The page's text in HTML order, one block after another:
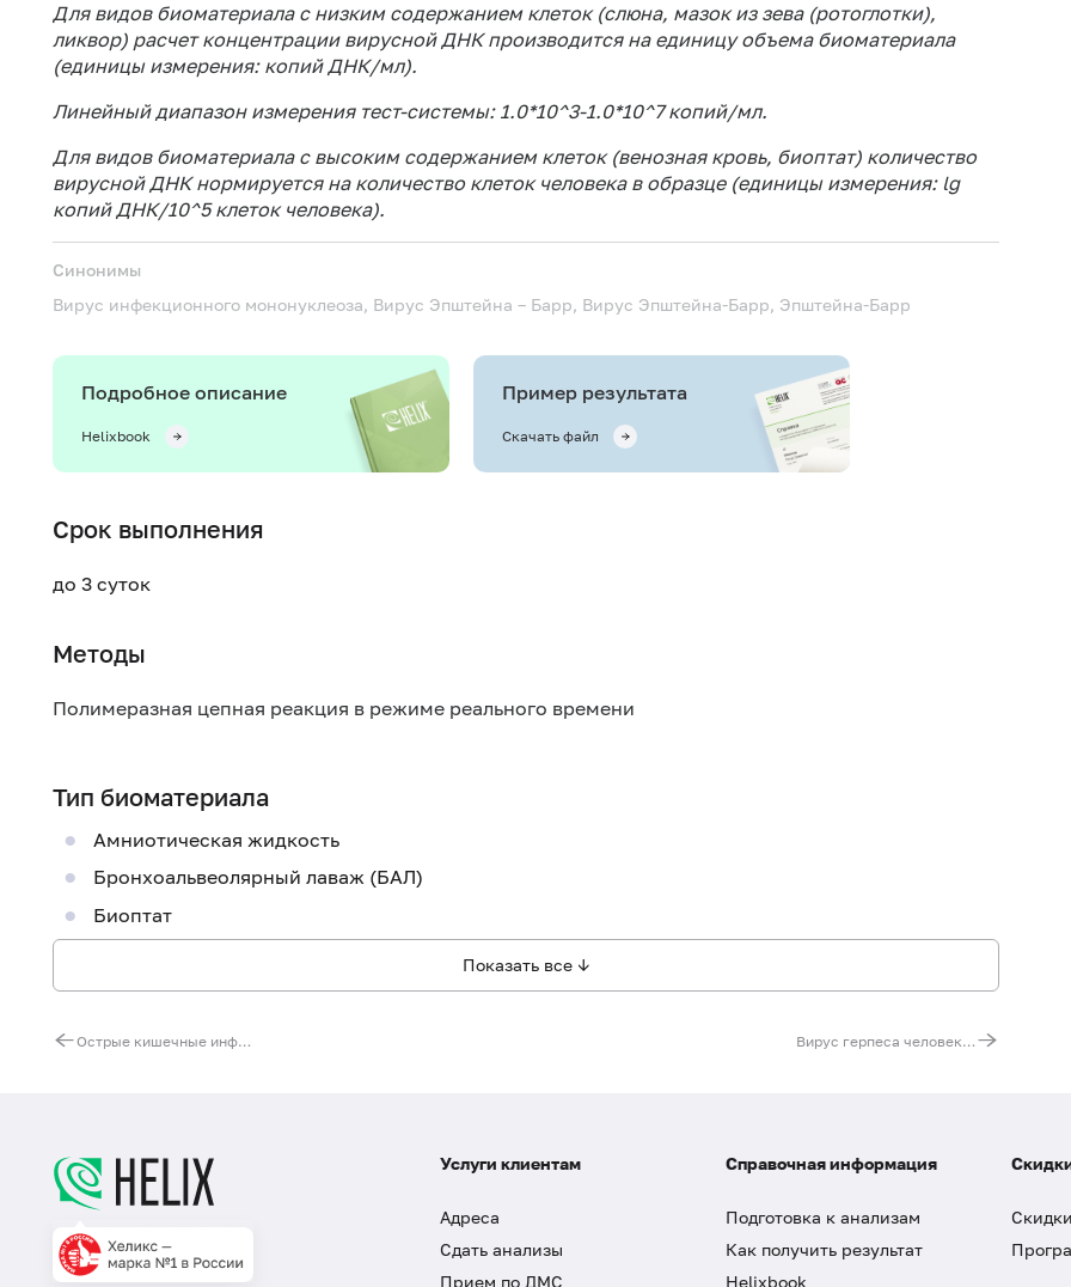
Для видов биоматериала с низким содержанием клеток (слюна, мазок из зева (ротоглотки),
ликвор) расчет концентрации вирусной ДНК производится на единицу объема биоматериала
(единицы измерения: копий ДНК/мл).
Линейный диапазон измерения тест-системы: 1.0*10^3-1.0*10^7 копий/мл.
Для видов биоматериала с высоким содержанием клеток (венозная кровь, биоптат) количество
вирусной ДНК нормируется на количество клеток человека в образце (единицы измерения: lg
копий ДНК/10^5 клеток человека).
Синонимы
Вирус инфекционного мононуклеоза, Вирус Эпштейна – Барр, Вирус Эпштейна-Барр, Эпштейна-Барр
Подробное описание
Helixbook
Пример результата
Скачать файл
Срок выполнения
до 3 суток
Методы
Полимеразная цепная реакция в режиме реального времени
Тип биоматериала
Амниотическая жидкость
Бронхоальвеолярный лаваж (БАЛ)
Биоптат
Показать все ↓
Острые кишечные инфекции (Rotavirus A, Norovirus II, Astrovirus) Вирус герпеса человека 6-го типа (Human Herpes Virus 6), ДНК [реал-тайм ПЦР], количественно
Услуги клиентам
Адреса
Сдать анализы
Прием по ДМС
Справочная информация
Подготовка к анализам
Как получить результат
Helixbook